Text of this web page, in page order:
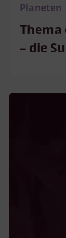
Thema
– die
Planeten